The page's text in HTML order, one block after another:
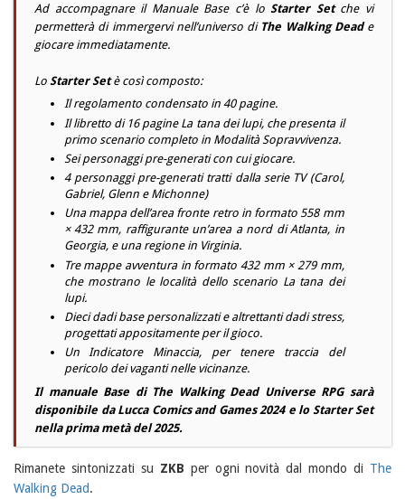
Ad accompagnare il Manuale Base c’è lo Starter Setche vi
permetterà di immergervi nell’universo di The Walking Deade
giocare immediatamente.
Lo Starter Setè così composto:
Il regolamento condensato in 40 pagine.
Il libretto di 16 pagine La tana dei lupi, che presenta il
primo scenario completo in Modalità Sopravvivenza.
Sei personaggi pre-generati con cui giocare.
4 personaggi pre-generati tratti dalla serie TV (Carol,
Gabriel, Glenn e Michonne)
Una mappa dell’area fronte retro in formato 558 mm
× 432 mm, raffigurante un’area a nord di Atlanta, in
Georgia, e una regione in Virginia.
Tre mappe avventura in formato 432 mm × 279 mm,
che mostrano le località dello scenario La tana dei
lupi.
Dieci dadi base personalizzati e altrettanti dadi stress,
progettati appositamente per il gioco.
Un Indicatore Minaccia, per tenere traccia del
pericolo dei vaganti nelle vicinanze.
Il manuale Base di The Walking Dead Universe RPGsarà
disponibile da Lucca Comics and Games 2024e lo Starter Set
nella prima metà del 2025.
Rimanete sintonizzati su ZKB per ogni novità dal mondo di The
Walking Dead.